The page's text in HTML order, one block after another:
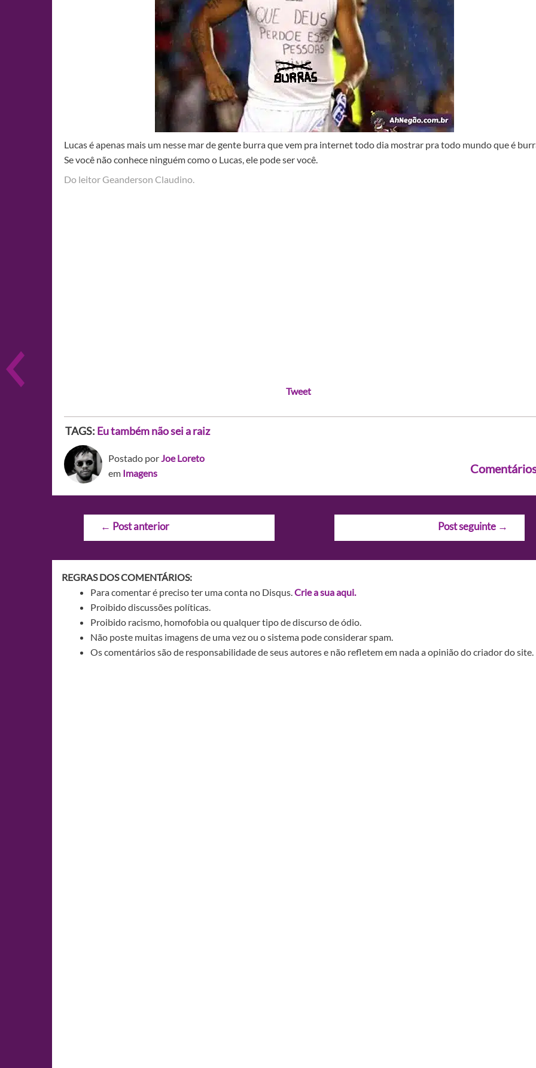
Lucas é apenas mais um nesse mar de gente burra que vem pra internet todo dia mostrar pra todo mundo que é
Se você não conhece ninguém como o Lucas, ele pode ser você.
Do leitor Geanderson Claudino.
Tweet
TAGS: Eu também não sei a raiz
Postado porJoe Loreto
em Imagens
Navegação
← Post anterior Post seguinte →
REGRAS DOS COMENTÁRIOS:
Para comentar é preciso ter uma conta no Disqus.Crie a sua aqui.
Proibido discussões políticas.
Proibido racismo, homofobia ou qualquer tipo de discurso de ódio.
Não poste muitas imagens de uma vez ou o sistema pode considerar spam.
Os comentários são de responsabilidade de seus autores e não refletem em nada a opinião do criador do site.